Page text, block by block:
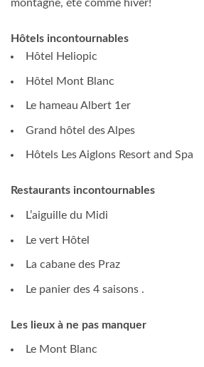
montagne, été comme hiver!
Hôtels incontournables
Hôtel Heliopic
Hôtel Mont Blanc
Le hameau Albert 1er
Grand hôtel des Alpes
Hôtels Les Aiglons Resort and Spa
Restaurants incontournables
L’aiguille du Midi
Le vert Hôtel
La cabane des Praz
Le panier des 4 saisons .
Les lieux à ne pas manquer
Le Mont Blanc